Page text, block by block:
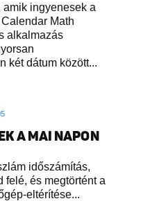
amik ingyenesek a
Math
alkalmazás
két dátum között...
A MAI NAPON
időszámítás,
felé, és megtörtént a
eltérítése...